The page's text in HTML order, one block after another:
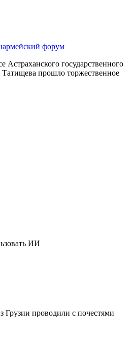
форум
Астраханского государственного
прошло торжественное
ИИ
Грузии проводили с почестями